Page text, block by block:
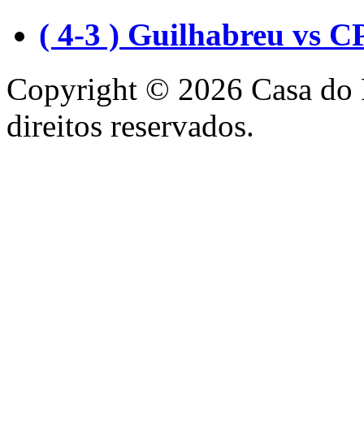
( 4-3 ) Guilhabreu vs
Copyright © 2026 Casa do
direitos reservados.